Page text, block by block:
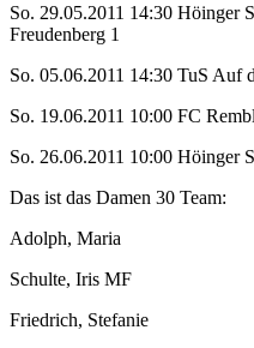
So. 29.05.2011 14:30 Höinger
Freudenberg 1
So. 05.06.2011 14:30 TuS Auf
So. 19.06.2011 10:00 FC
So. 26.06.2011 10:00 Höinger
Das ist das Damen 30 Team:
Adolph, Maria
Schulte, Iris MF
Friedrich, Stefanie